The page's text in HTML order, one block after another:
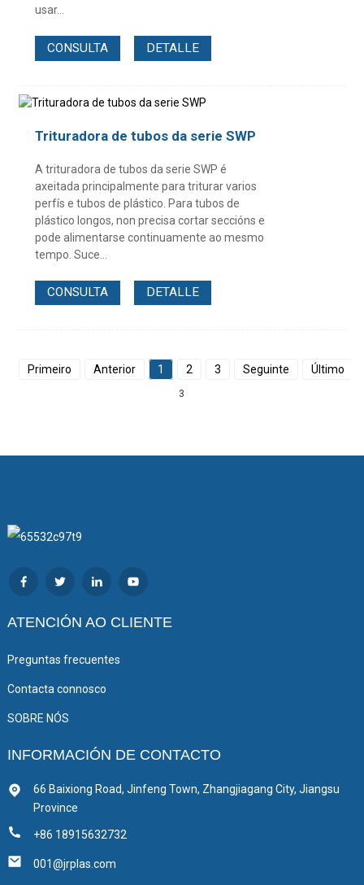
usar...
CONSULTA DETALLE
Trituradora de tubos da serie SWP
A trituradora de tubos da serie SWP é
axeitada principalmente para triturar varios
perfís e tubos de plástico. Para tubos de
plástico longos, non precisa cortar seccións e
pode alimentarse continuamente ao mesmo
tempo. Suce...
CONSULTA DETALLE
Primeiro Anterior 1 2 3 Seguinte Último
3
ATENCIÓN AO CLIENTE
Preguntas frecuentes
Contacta connosco
SOBRE NÓS
INFORMACIÓN DE CONTACTO
66 Baixiong Road, Jinfeng Town, Zhangjiagang City, Jiangsu
Province
+86 18915632732
001@jrplas.com